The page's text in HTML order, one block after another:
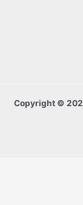
Copyright ©